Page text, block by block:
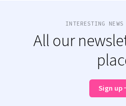
INTERESTING NEWS
All our
Sign up